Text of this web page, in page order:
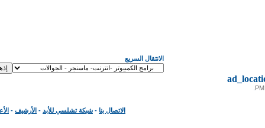
الانتقال السريع
الاتصال بنا- شبكة تشلسي للأبد -الأرشيف-الأعلى